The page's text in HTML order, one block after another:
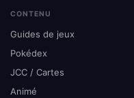
CONTENU
Guides de jeux
Pokédex
JCC / Cartes
Animé